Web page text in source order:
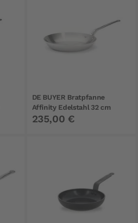
DE BUYER Bratpfanne
Affinity Edelstahl 32 cm
235,00 €